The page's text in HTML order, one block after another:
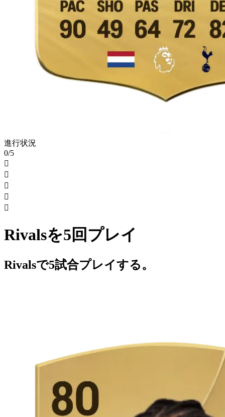
進行状況
0/5





Rivalsを5回プレイ
Rivalsで5試合プレイする。